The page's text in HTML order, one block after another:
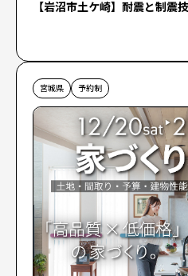
【岩沼市土ケ崎】耐震と制震
宮城県 予約制